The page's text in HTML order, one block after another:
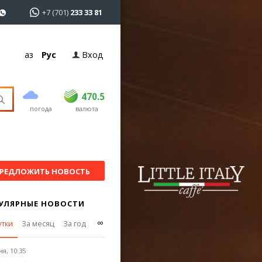
+7 (701) 233 33 81
Қаз Рус Вход
погода
470.5
USD 468.5 470.5
EUR валюта
НОВОСТЬ
НОВОСТИ
За месяц За год ∞
10:35